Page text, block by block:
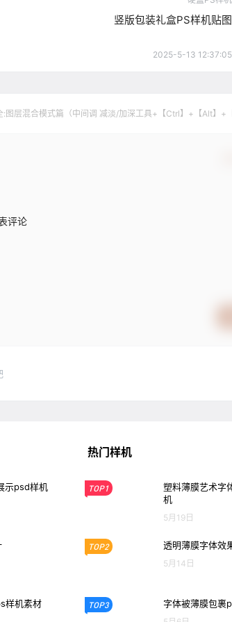
竖版包装礼盒PS样机贴图
2025-5-13 12:37:05
:图层混合模式篇（中间调 减淡/加深工具+【Ctrl】+【Alt】+【
评论
示psd样机
样机素材
热门样机
TOP1
塑料薄膜艺术字
机
5月19日
TOP2 透明薄膜字体效
5月14日
TOP3 字体被薄膜包裹